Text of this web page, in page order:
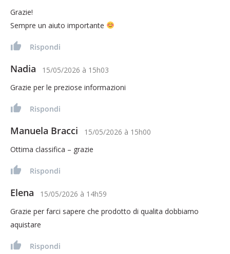
Grazie!
Sempre un aiuto importante
Rispondi
Nadia 15/05/2026 à 15h03
Grazie per le preziose informazioni
Rispondi
Manuela Bracci 15/05/2026 à 15h00
Ottima classifica – grazie
Rispondi
Elena 15/05/2026 à 14h59
Grazie per farci sapere che prodotto di qualita dobbiamo
aquistare
Rispondi